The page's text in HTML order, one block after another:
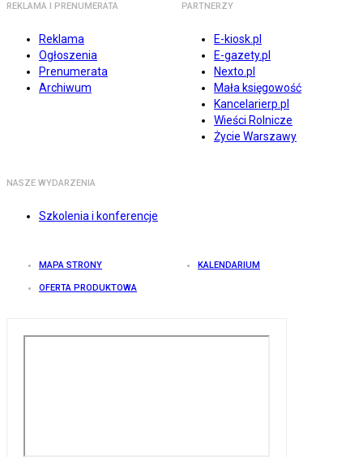
REKLAMA I PRENUMERATA
Reklama
Ogłoszenia
Prenumerata
Archiwum
PARTNERZY
E-kiosk.pl
E-gazety.pl
Nexto.pl
Mała księgowość
Kancelarierp.pl
Wieści Rolnicze
Życie Warszawy
NASZE WYDARZENIA
Szkolenia i konferencje
MAPA STRONY KALENDARIUM
OFERTA PRODUKTOWA